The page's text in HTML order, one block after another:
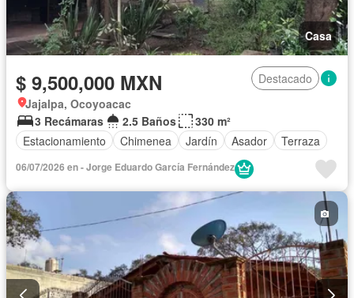
Casa
$ 9,500,000 MXN
Destacado
Jajalpa, Ocoyoacac
3 Recámaras
2.5 Baños
330 m²
Estacionamiento
Chimenea Jardín Asador Terraza
06/07/2026 en - Jorge Eduardo García Fernández